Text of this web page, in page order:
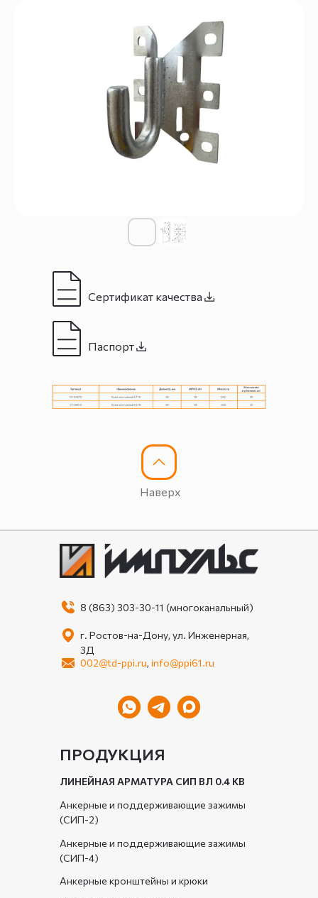
Паспорт
Сертификат качества
Наверх
Анкерные кронштейны и крюки
Анкерные и поддерживающие зажимы
(СИП-4)
Анкерные и поддерживающие зажимы
(СИП-2)
ЛИНЕЙНАЯ АРМАТУРА СИП ВЛ 0.4 КВ
ПРОДУКЦИЯ
002@td-ppi.ru, info@ppi61.ru
г. Ростов-на-Дону, ул. Инженерная,
3Д
8 (863) 303-30-11 (многоканальный)